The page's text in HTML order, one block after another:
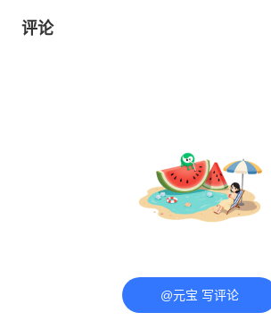
评论
@元宝 写评论